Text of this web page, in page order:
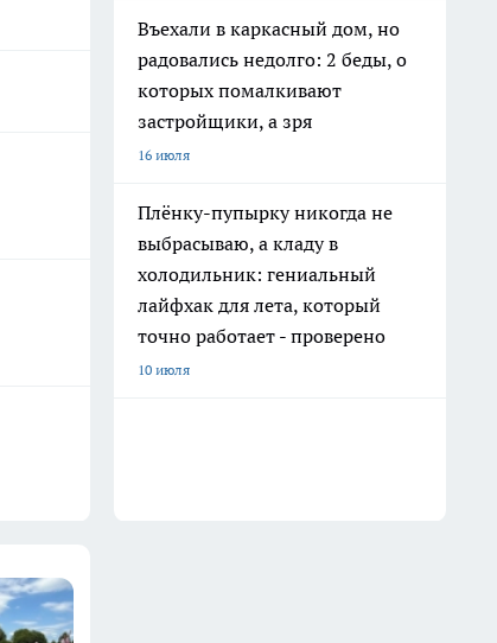
Въехали в каркасный дом, но
радовались недолго: 2 беды, о
которых помалкивают
застройщики, а зря
16 июля
Плёнку-пупырку никогда не
выбрасываю, а кладу в
холодильник: гениальный
лайфхак для лета, который
точно работает - проверено
10 июля